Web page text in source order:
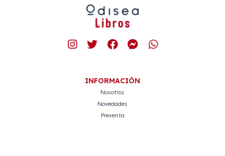
INFORMACIÓN
Nosotros
Novedades
Preventa